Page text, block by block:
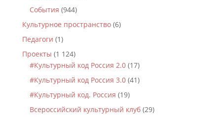
События (944)
Культурное пространство(6)
Педагоги (1)
Проекты (1 124)
#Культурный код Россия 2.0(17)
#Культурный код Россия 3.0(41)
#Культурный код. Россия (19)
Всероссийский культурный клуб(29)